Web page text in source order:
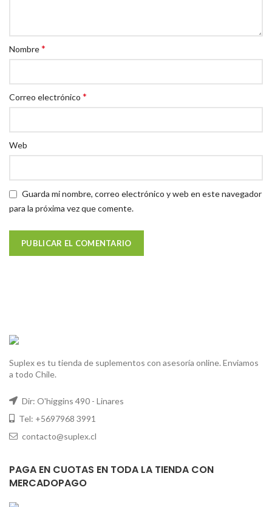
Nombre*
Correo electrónico *
Web
Guarda mi nombre, correo electrónico y web en este navegador
para la próxima vez que comente.
Suplex es tu tienda de suplementos con asesoría online. Enviamos
a todo Chile.
Dir: O'higgins 490 - Linares
Tel: +5697968 3991
contacto@suplex.cl
PAGA EN CUOTAS EN TODA LA TIENDA CON
MERCADOPAGO